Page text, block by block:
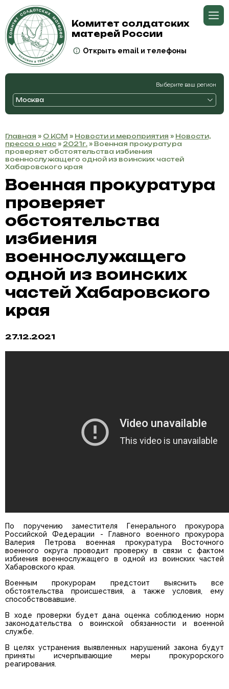
Комитет солдатских
матерей России
Открыть email и телефоны
Выберите ваш регион
Москва
Главная » О КСМ » Новости и мероприятия » Новости,
пресса о нас » 2021г. » Военная прокуратура
проверяет обстоятельства избиения
военнослужащего одной из воинских частей
Хабаровского края
Военная прокуратура
проверяет
обстоятельства
избиения
военнослужащего
одной из воинских
частей Хабаровского
края
27.12.2021
По поручению заместителя Генерального прокурора
Российской Федерации - Главного военного прокурора
Валерия Петрова военная прокуратура Восточного
военного округа проводит проверку в связи с фактом
избиения военнослужащего в одной из воинских частей
Хабаровского края.
Военным прокурорам предстоит выяснить все
обстоятельства происшествия, а также условия, ему
способствовавшие.
В ходе проверки будет дана оценка соблюдению норм
законодательства о воинской обязанности и военной
службе.
В целях устранения выявленных нарушений закона будут
приняты исчерпывающие меры прокурорского
реагирования.